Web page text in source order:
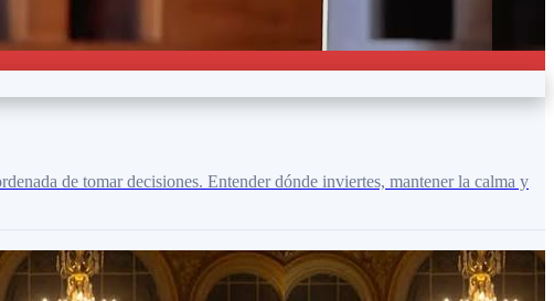
de tomar decisiones. Entender dónde inviertes, mantener la calma y